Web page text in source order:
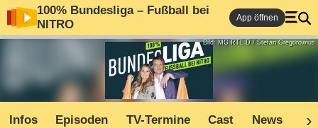
100% Bundesliga – Fußball bei
NITRO
App öffnen
Bild: MG RTL D / Stefan Gregorowius
Infos Episoden TV-Termine Cast News